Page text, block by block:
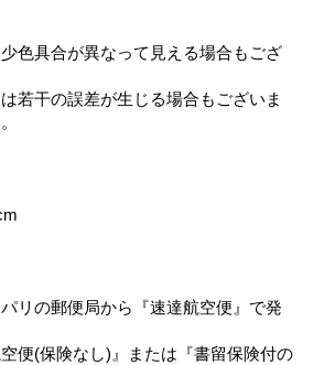
色具合が異なって見える場合もござ
若干の誤差が生じる場合もございま
リの郵便局から『速達航空便』で発
空便(保険なし)』または『書留保険付の